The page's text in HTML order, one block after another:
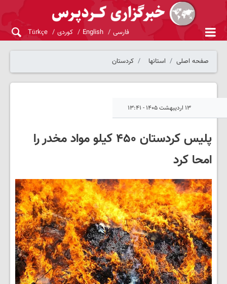
فارسی English کوردی Türkçe
صفحه اصلی استانها کردستان
۱۳ اردیبهشت ۱۴۰۵ - ۱۳:۴۱
پلیس کردستان ۴۵۰ کیلو مواد مخدر را
امحا کرد